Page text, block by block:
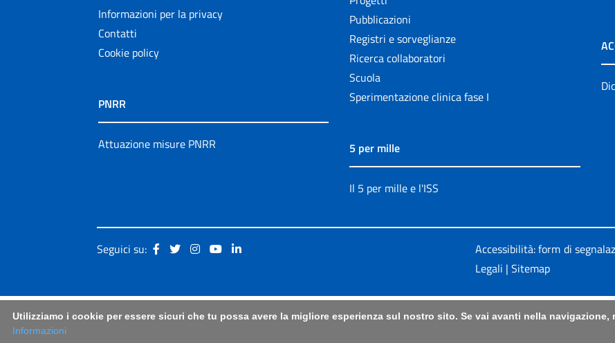
Informazioni per la privacy
Contatti
Cookie policy
PNRR
Attuazione misure PNRR
Pubblicazioni
Registri e sorveglianze
Ricerca collaboratori
Scuola
Sperimentazione clinica fase I
5 per mille
Il 5 per mille e l'ISS
Seguici su: Accessibilità: form di
Legali | Sitemap
Utilizziamo i cookie per essere sicuri che tu possa avere la migliore esperienza sul nostro sito. Se vai avanti nella navigazione,
Informazioni